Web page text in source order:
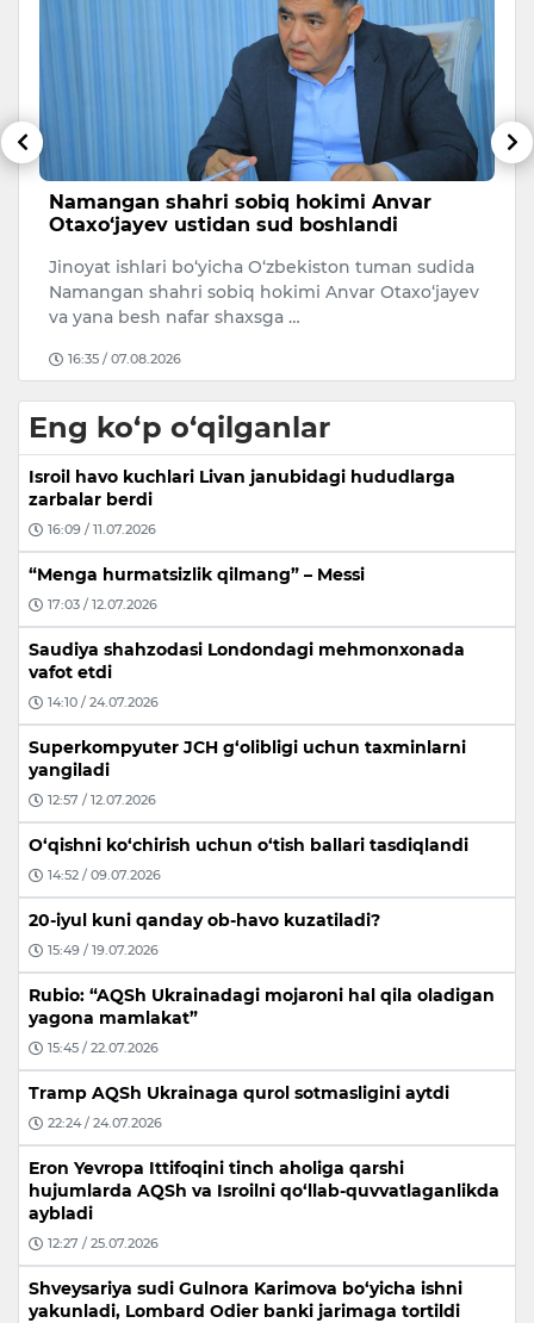
Namangan shahri sobiq hokimi Anvar
Otaxo‘jayev ustidan sud boshlandi
Jinoyat ishlari bo‘yicha O‘zbekiston tuman sudida
Namangan shahri sobiq hokimi Anvar Otaxo‘jayev
va yana besh nafar shaxsga …
16:35 / 07.08.2026
Eng ko‘p o‘qilganlar
Isroil havo kuchlari Livan janubidagi hududlarga
zarbalar berdi
16:09 / 11.07.2026
“Menga hurmatsizlik qilmang” – Messi
17:03 / 12.07.2026
Saudiya shahzodasi Londondagi mehmonxonada
vafot etdi
14:10 / 24.07.2026
Superkompyuter JCH g‘olibligi uchun taxminlarni
yangiladi
12:57 / 12.07.2026
O‘qishni ko‘chirish uchun o‘tish ballari tasdiqlandi
14:52 / 09.07.2026
20-iyul kuni qanday ob-havo kuzatiladi?
15:49 / 19.07.2026
Rubio: “AQSh Ukrainadagi mojaroni hal qila oladigan
yagona mamlakat”
15:45 / 22.07.2026
Tramp AQSh Ukrainaga qurol sotmasligini aytdi
22:24 / 24.07.2026
Eron Yevropa Ittifoqini tinch aholiga qarshi
hujumlarda AQSh va Isroilni qo‘llab-quvvatlaganlikda
aybladi
12:27 / 25.07.2026
Shveysariya sudi Gulnora Karimova bo‘yicha ishni
yakunladi, Lombard Odier banki jarimaga tortildi